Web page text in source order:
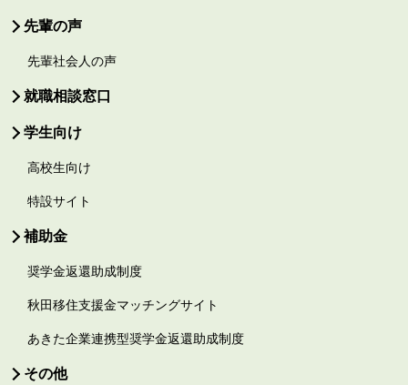
先輩の声
先輩社会人の声
就職相談窓口
学生向け
高校生向け
特設サイト
補助金
奨学金返還助成制度
秋田移住支援金マッチングサイト
あきた企業連携型奨学金返還助成制度
その他